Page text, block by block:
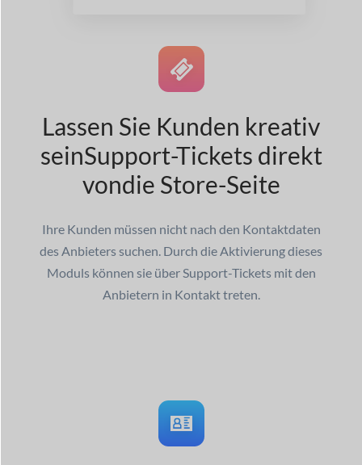
Lassen Sie Kunden kreativ
seinSupport-Tickets direkt
vondie Store-Seite
Ihre Kunden müssen nicht nach den Kontaktdaten
des Anbieters suchen. Durch die Aktivierung dieses
Moduls können sie über Support-Tickets mit den
Anbietern in Kontakt treten.